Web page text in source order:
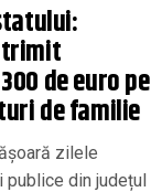
de euro pe
de familie
zilele
publice din județul